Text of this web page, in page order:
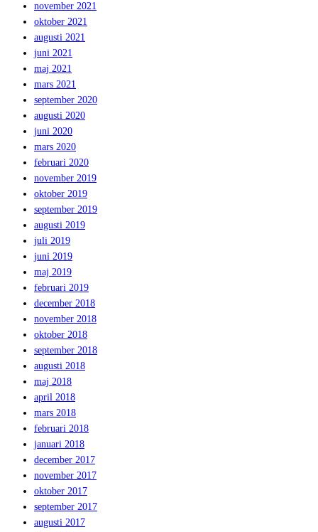
november 2021
oktober 2021
augusti 2021
juni 2021
maj 2021
mars 2021
september 2020
augusti 2020
juni 2020
mars 2020
februari 2020
november 2019
oktober 2019
september 2019
augusti 2019
juli 2019
juni 2019
maj 2019
februari 2019
december 2018
november 2018
oktober 2018
september 2018
augusti 2018
maj 2018
april 2018
mars 2018
februari 2018
januari 2018
december 2017
november 2017
oktober 2017
september 2017
augusti 2017